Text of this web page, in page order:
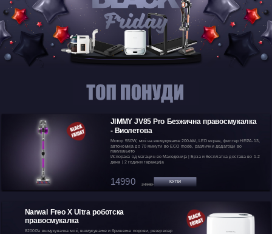
JIMMY JV85 Pro Безжична правосмукалка
- Виолетова
Мотор 550W, моќ на вшмукување 200AW, LED екран, филтер HEPA-13,
автономија до 70 минути во ECO mode, различни додатоци во
пакувањето
Испорака од магацин во Македонија | Брза и бесплатна достава во 1-2
дена | 2 години гаранција
14990 24990
КУПИ
Narwal Freo X Ultra роботска
правосмукалка
8200Pa вшмукувачка моќ, вшмукување и бришење подови, резервоар